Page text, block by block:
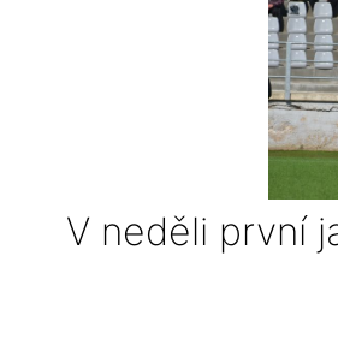
V neděli první